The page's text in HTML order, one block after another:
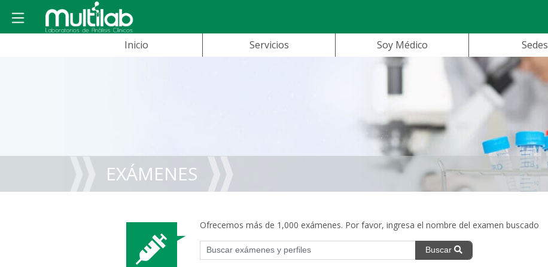
Inicio Servicios Soy Médico Sedes
EXÁMENES
Ofrecemos más de 1,000 exámenes. Por favor, ingresa el nombre del examen buscado
Buscar